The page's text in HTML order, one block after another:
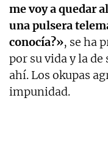
me voy a quedar
una pulsera
conocía?», se ha
por su vida y la
ahí. Los okupas
impunidad.